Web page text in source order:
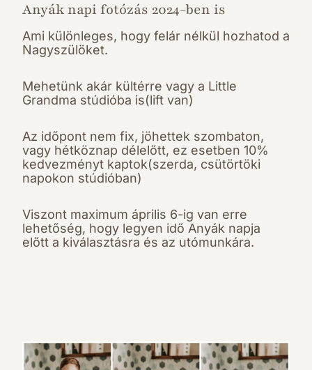
Anyák napi fotózás 2024-ben is
Ami különleges, hogy felár nélkül hozhatod a
Nagyszülöket.
Mehetünk akár kültérre vagy a Little
Grandma stúdióba is(lift van)
Az időpont nem fix, jöhettek szombaton,
vagy hétköznap délelőtt, ez esetben 10%
kedvezményt kaptok(szerda, csütörtöki
napokon stúdióban)
Viszont maximum április 6-ig van erre
lehetőség, hogy legyen idő Anyák napja
előtt a kiválasztásra és az utómunkára.